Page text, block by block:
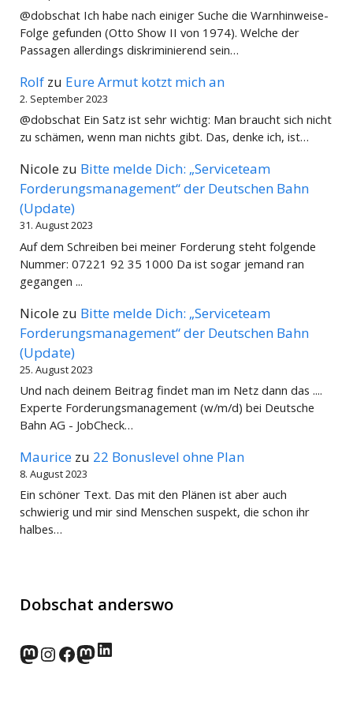
@dobschat Ich habe nach einiger Suche die Warnhinweise-
Folge gefunden (Otto Show II von 1974). Welche der
Passagen allerdings diskriminierend sein…
Rolf zu Eure Armut kotzt mich an
2. September 2023
@dobschat Ein Satz ist sehr wichtig: Man braucht sich nicht
zu schämen, wenn man nichts gibt. Das, denke ich, ist…
Nicole zu Bitte melde Dich: „Serviceteam
Forderungsmanagement“ der Deutschen Bahn
(Update)
31. August 2023
Auf dem Schreiben bei meiner Forderung steht folgende
Nummer: 07221 92 35 1000 Da ist sogar jemand ran
gegangen ...
Nicole zu Bitte melde Dich: „Serviceteam
Forderungsmanagement“ der Deutschen Bahn
(Update)
25. August 2023
Und nach deinem Beitrag findet man im Netz dann das ....
Experte Forderungsmanagement (w/m/d) bei Deutsche
Bahn AG - JobCheck…
Maurice zu 22 Bonuslevel ohne Plan
8. August 2023
Ein schöner Text. Das mit den Plänen ist aber auch
schwierig und mir sind Menschen suspekt, die schon ihr
halbes…
Dobschat anderswo
norden.social
Instagram
Facebook
wp-punks.social
LinkedIn